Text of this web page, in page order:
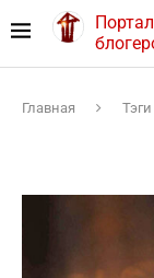
Главная Тэги